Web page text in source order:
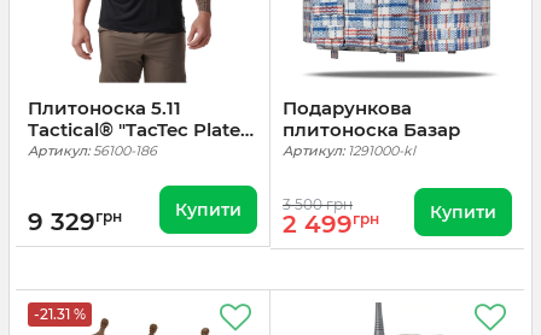
Плитоноска 5.11
Tactical® "TacTec Plate
Carrier" Ranger Green
Артикул:56100-186
9 329грн Купити
Подарункова
плитоноска Базар
Артикул: 1291000-kl
3 500 грн
2 499грн Купити
-21.31 %